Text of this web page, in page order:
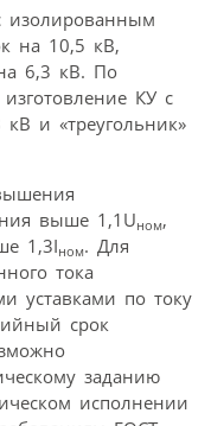
изолированным
на 10,5 кВ,
6,3 кВ. По
КУ с
и «треугольник»
выше 1,1Uном,
1,3Iном. Для
тока
уставками по току
срок
заданию
исполнении